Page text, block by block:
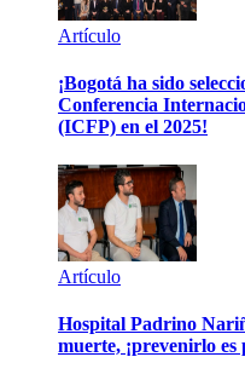
Artículo
¡Bogotá ha sido
Conferencia
(ICFP) en el 2025!
Artículo
Hospital Padrino
muerte, ¡prevenirlo es